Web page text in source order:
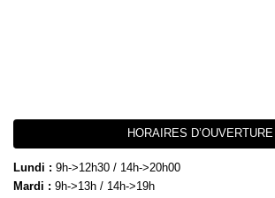
HORAIRES D’OUVERTURE
Lundi : 9h->12h30 / 14h->20h00
Mardi : 9h->13h / 14h->19h